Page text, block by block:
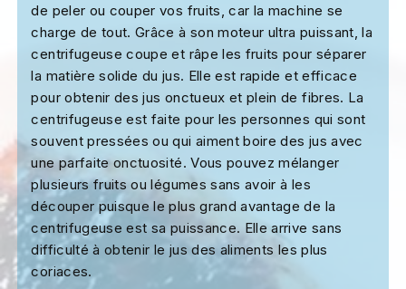
de peler ou couper vos fruits, car la machine se
charge de tout. Grâce à son moteur ultra puissant, la
centrifugeuse coupe et râpe les fruits pour séparer
la matière solide du jus. Elle est rapide et efficace
pour obtenir des jus onctueux et plein de fibres. La
centrifugeuse est faite pour les personnes qui sont
souvent pressées ou qui aiment boire des jus avec
une parfaite onctuosité. Vous pouvez mélanger
plusieurs fruits ou légumes sans avoir à les
découper puisque le plus grand avantage de la
centrifugeuse est sa puissance. Elle arrive sans
difficulté à obtenir le jus des aliments les plus
coriaces.